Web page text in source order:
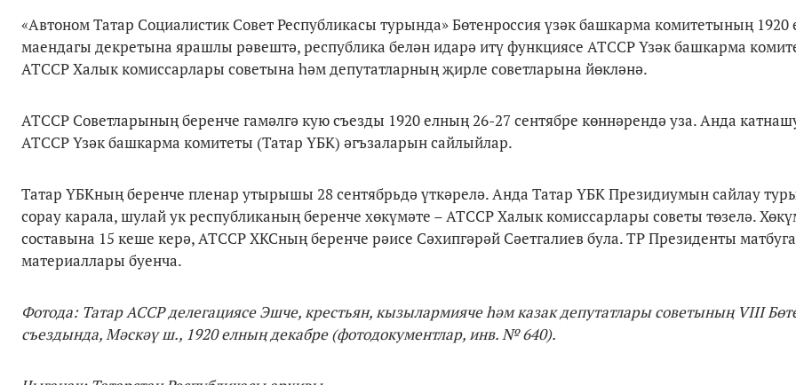
«Автоном Татар Социалистик Совет Республикасы турында» Бөтенроссия үзәк башкарма комитетының 1920
маендагы декретына ярашлы рәвештә, республика белән идарә итү функциясе АТССР Үзәк башкарма
АТССР Халык комиссарлары советына һәм депутатларның җирле советларына йөкләнә.
АТССР Советларының беренче гамәлгә кую съезды 1920 елның 26-27 сентябре көннәрендә уза. Анда
АТССР Үзәк башкарма комитеты (Татар ҮБК) әгъзаларын сайлыйлар.
Татар ҮБКның беренче пленар утырышы 28 сентябрьдә үткәрелә. Анда Татар ҮБК Президиумын сайлау
сорау карала, шулай ук республиканың беренче хөкүмәте – АТССР Халык комиссарлары советы төзелә.
составына 15 кеше керә, АТССР ХКСның беренче рәисе Сәхипгәрәй Сәетгалиев була. ТР Президенты
материаллары буенча.
Фотода: Татар АССР делегациясе Эшче, крестьян, кызылармияче һәм казак депутатлары советының VIII
съездында, Мәскәү ш., 1920 елның декабре (фотодокументлар, инв. № 640).